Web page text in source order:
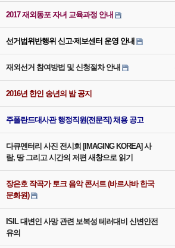
2017 재외동포 자녀 교육과정 안내
선거법위반행위 신고·제보센터 운영 안내
재외선거 참여방법 및 신청절차 안내
2016년 한인 송년의 밤 공지
주폴란드대사관 행정직원(전문직) 채용 공고
다큐멘터리 사진 전시회 [IMAGING KOREA] 사
람, 땅 그리고 시간의 저편 새창으로 읽기
장은호 작곡가 토크 음악 콘서트 (바르샤바 한국
문화원)
ISIL 대변인 사망 관련 보복성 테러대비 신변안전
유의